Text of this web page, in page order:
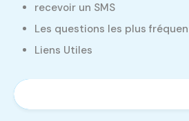
recevoir un SMS
Les questions les plus
Liens Utiles